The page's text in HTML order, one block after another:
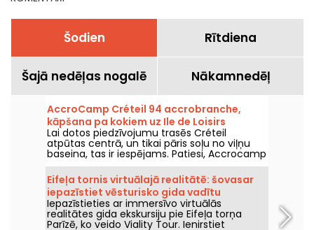
Šodien Rītdiena
Šajā nedēļas nogalē Nākamnedēļ
AccroCamp Créteil 94 accrobranche,
kāpšana pa kokiem uz Ile de Loisirs
Lai dotos piedzīvojumu trasēs Créteil
atpūtas centrā, un tikai pāris soļu no viļņu
baseina, tas ir iespējams. Patiesi, Accrocamp
piedāvā jums piedzīvojumu maršrutu, kas
pārsteigs visus mazākos un lielākos
piedzīvojumu meklētājus. Vai nu esat lielās
tirolīnes cienītājs vai drošā trampīna režīmā,
šeit ir skaista dabas vidē esoša struktūra, kas
tevi priecēs. Paredzēts atsākt darbību sākot
ar 2026. gada sākumu pēc ziemas slēguma.
Eifeļa tornis virtuālajā realitātē: šovasar
iepazīstiet vēsturisko gida vadītu
ekskursiju ar Viality Tour
Iepazīstieties ar immersīvo virtuālās
realitātes gida ekskursiju pie Eifeļa torņa
Parīzē, ko veido Viality Tour. Ienirstiet